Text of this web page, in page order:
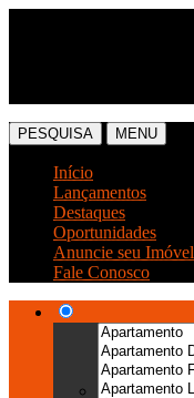
PESQUISA MENU
Início
Lançamentos
Destaques
Oportunidades
Anuncie seu Imóvel
Fale Conosco